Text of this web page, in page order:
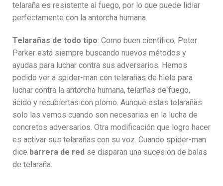
telaraña es resistente al fuego, por lo que puede lidiar
perfectamente con la antorcha humana.
Telarañas de todo tipo: Como buen cíentifico, Peter
Parker está siempre buscando nuevos métodos y
ayudas para luchar contra sus adversarios. Hemos
podido ver a spider-man con telarañas de hielo para
luchar contra la antorcha humana, telarñas de fuego,
ácido y recubiertas con plomo. Aunque estas telarañas
solo las vemos cuando son necesarias en la lucha de
concretos adversarios. Otra modificación que logro hacer
es activar sus telarañas con su voz. Cuando spider-man
dice barrera de red se disparan una sucesión de balas
de telaraña.